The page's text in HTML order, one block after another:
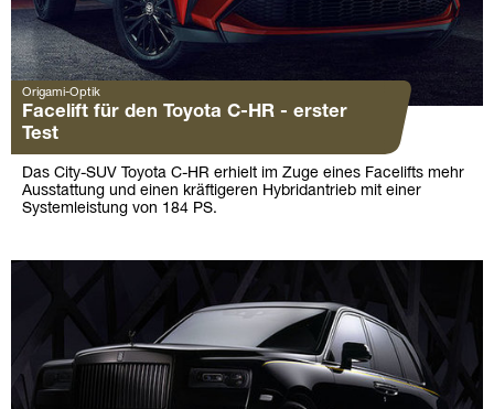
Origami-Optik
Facelift für den Toyota C-HR - erster
Test
Das City-SUV Toyota C-HR erhielt im Zuge eines Facelifts mehr
Ausstattung und einen kräftigeren Hybridantrieb mit einer
Systemleistung von 184 PS.